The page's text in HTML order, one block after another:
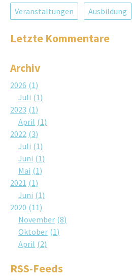
Veranstaltungen Ausbildung
Letzte Kommentare
Archiv
2026 1
Juli 1
2023 1
April 1
2022 3
Juli 1
Juni 1
Mai 1
2021
1
Juni 1
2020 11
November 8
Oktober 1
April 2
RSS-Feeds